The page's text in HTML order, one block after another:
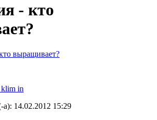
- кто
выращивает?
а): 14.02.2012 15:29